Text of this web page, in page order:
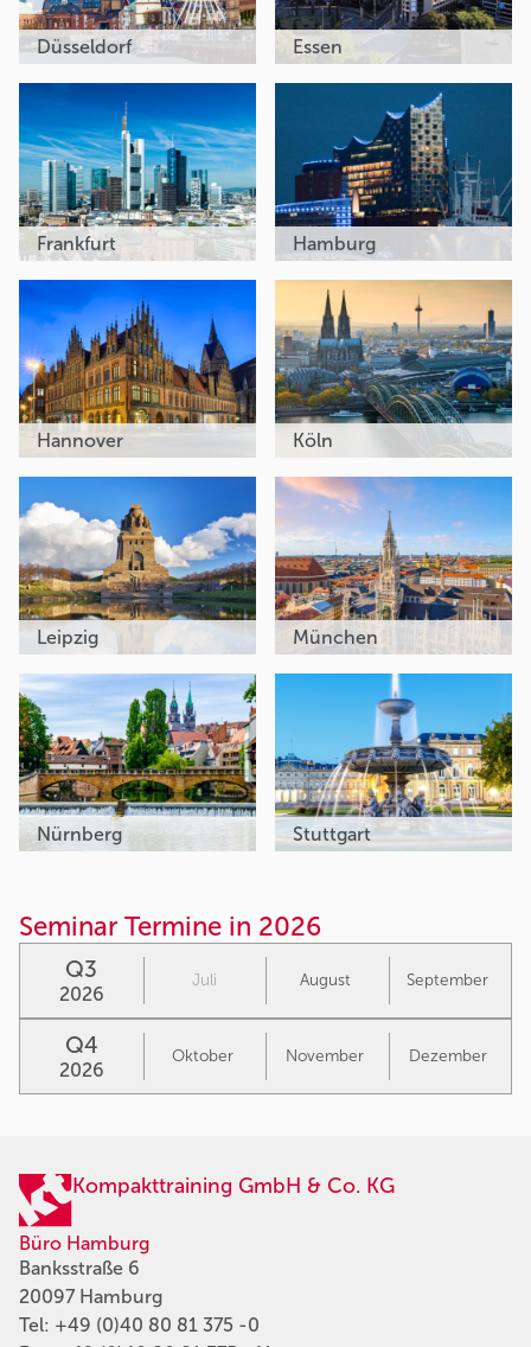
Düsseldorf Essen
Frankfurt Hamburg
Hannover Köln
Leipzig München
Nürnberg Stuttgart
Seminar Termine in 2026
Q3
2026
Juli August September
Q4
2026
Oktober November Dezember
Kompakttraining GmbH & Co. KG
Büro Hamburg
Banksstraße 6
20097 Hamburg
Tel: +49 (0)40 80 81 375 -0